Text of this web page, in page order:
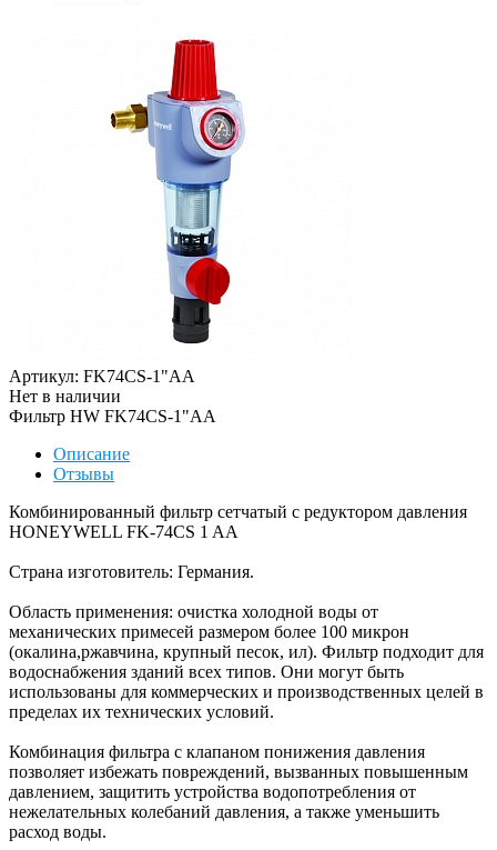
Артикул: FK74CS-1"AA
Нет в наличии
Фильтр HW FK74CS-1"AA
Описание
Отзывы
Комбинированный фильтр сетчатый с редуктором давления
HONEYWELL FK-74CS 1 AA
Страна изготовитель: Германия.
Область применения: очистка холодной воды от
механических примесей размером более 100 микрон
(окалина,ржавчина, крупный песок, ил). Фильтр подходит для
водоснабжения зданий всех типов. Они могут быть
использованы для коммерческих и производственных целей в
пределах их технических условий.
Комбинация фильтра с клапаном понижения давления
позволяет избежать повреждений, вызванных повышенным
давлением, защитить устройства водопотребления от
нежелательных колебаний давления, а также уменьшить
расход воды.